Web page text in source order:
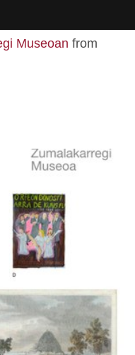
Museoan from